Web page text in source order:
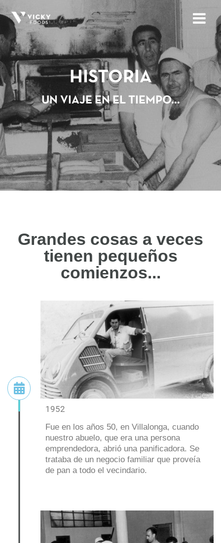
HISTORIA
UN VIAJE EN EL TIEMPO…
Grandes cosas a veces
tienen pequeños
comienzos...
1952
Fue en los años 50, en Villalonga, cuando
nuestro abuelo, que era una persona
emprendedora, abrió una panificadora. Se
trataba de un negocio familiar que proveía
de pan a todo el vecindario.